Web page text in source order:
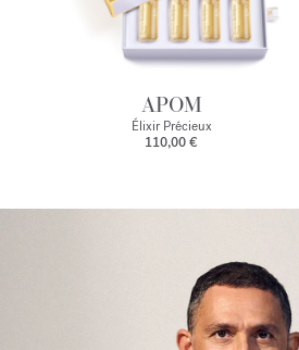
APOM
Élixir Précieux
110,00 €